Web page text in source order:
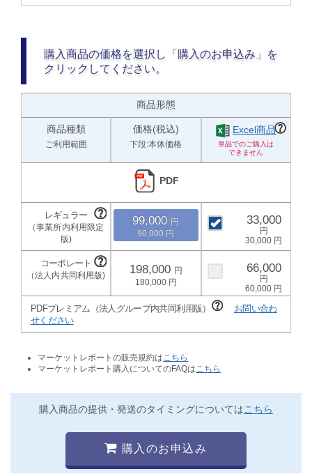
購入商品の価格を選択し「購入のお申込み」を
クリックしてください。
商品形態
商品種類
ご利用範囲
価格(税込)
下段:本体価格
Excel商品
PDF
99,000
90,000
33,000
30,000
198,000
180,000
66,000
60,000
PDFプレミアム（法人グループ内共同利用版）
お問い合わ
せください
マーケットレポートの販売規約は こちら
マーケットレポート購入についてのFAQは こちら
購入商品の提供・発送のタイミングについてはこちら
購入のお申込み